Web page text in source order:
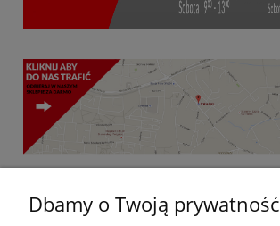
Dbamy o Twoją prywatność